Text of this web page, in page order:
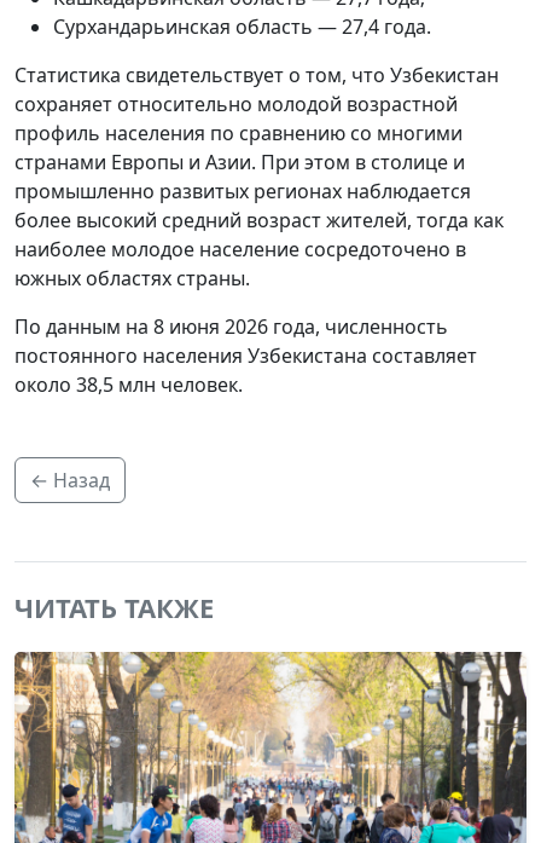
Сурхандарьинская область — 27,4 года.
Статистика свидетельствует о том, что Узбекистан
сохраняет относительно молодой возрастной
профиль населения по сравнению со многими
странами Европы и Азии. При этом в столице и
промышленно развитых регионах наблюдается
более высокий средний возраст жителей, тогда как
наиболее молодое население сосредоточено в
южных областях страны.
По данным на 8 июня 2026 года, численность
постоянного населения Узбекистана составляет
около 38,5 млн человек.
← Назад
ЧИТАТЬ ТАКЖЕ